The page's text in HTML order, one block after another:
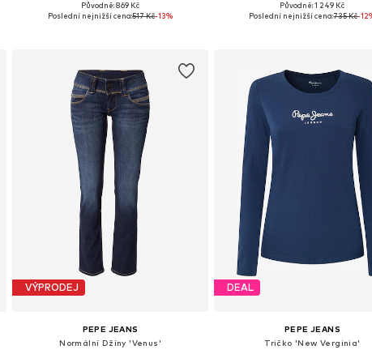
Dostupné velikosti: XS, S, M, L
Původně: 869 Kč
Poslední nejnižší cena:517 Kč-13%
Dostupné velikosti: XS
Původně: 1 249 Kč
Poslední nejnižší cena:735 Kč-
VÝPRODEJ
PEPE JEANS
Normální Džíny 'Venus'
DEAL
PEPE JEANS
Tričko 'New Verginia'